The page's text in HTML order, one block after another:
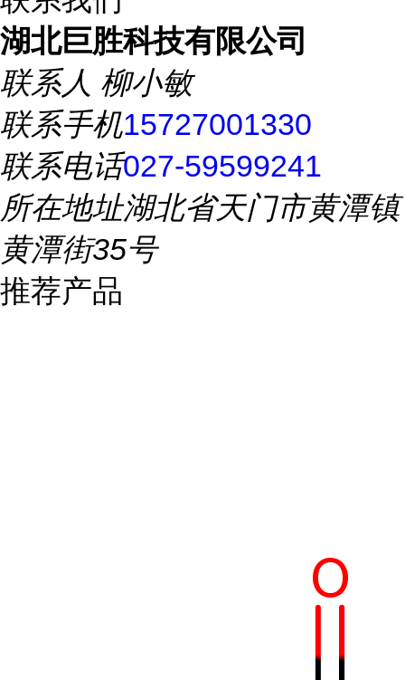
湖北巨胜科技有限公司
联系人 柳小敏
联系手机15727001330
联系电话027-59599241
所在地址湖北省天门市黄潭镇
黄潭街35号
推荐产品